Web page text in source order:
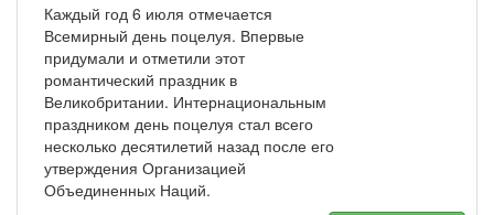
Каждый год 6 июля отмечается
Всемирный день поцелуя. Впервые
придумали и отметили этот
романтический праздник в
Великобритании. Интернациональным
праздником день поцелуя стал всего
несколько десятилетий назад после его
утверждения Организацией
Объединенных Наций.